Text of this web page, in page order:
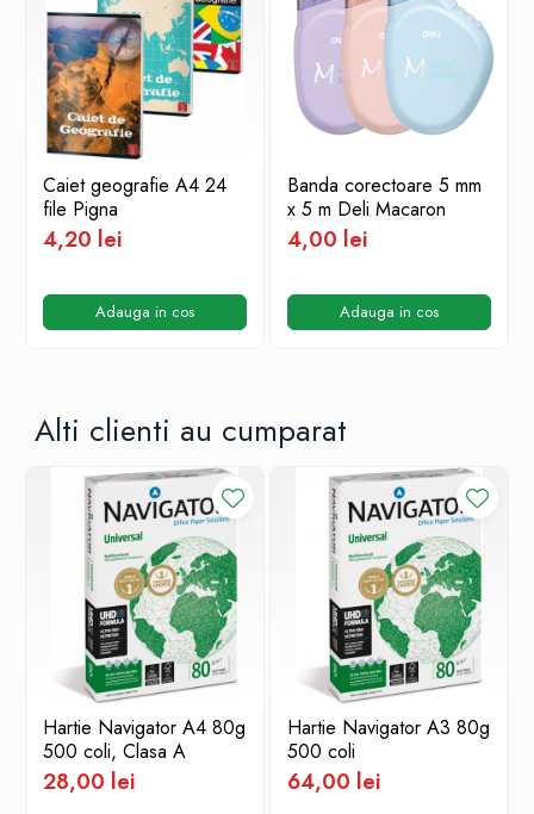
Caiet geografie A4 24
file Pigna
4,20 lei
Adauga in cos
Banda corectoare 5 mm
x 5 m Deli Macaron
4,00 lei
Adauga in cos
Alti clienti au cumparat
Hartie Navigator A4 80g
500 coli, Clasa A
28,00 lei
Hartie Navigator A3 80g
500 coli
64,00 lei